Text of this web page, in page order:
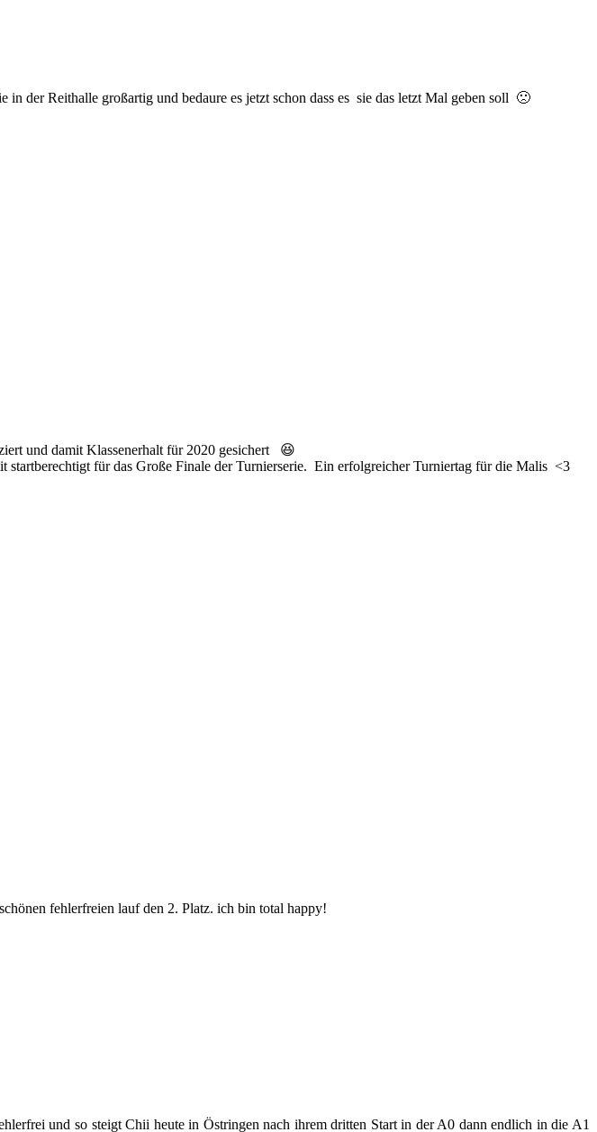
der Reithalle großartig und bedaure es jetzt schon dass es sie das letzt Mal geben soll 🙁
und damit Klassenerhalt für 2020 gesichert 😆
für das Große Finale der Turnierserie. Ein erfolgreicher Turniertag für die Malis <3
fehlerfreien lauf den 2. Platz. ich bin total happy!
und so steigt Chii heute in Östringen nach ihrem dritten Start in der A0 dann endlich in die A1